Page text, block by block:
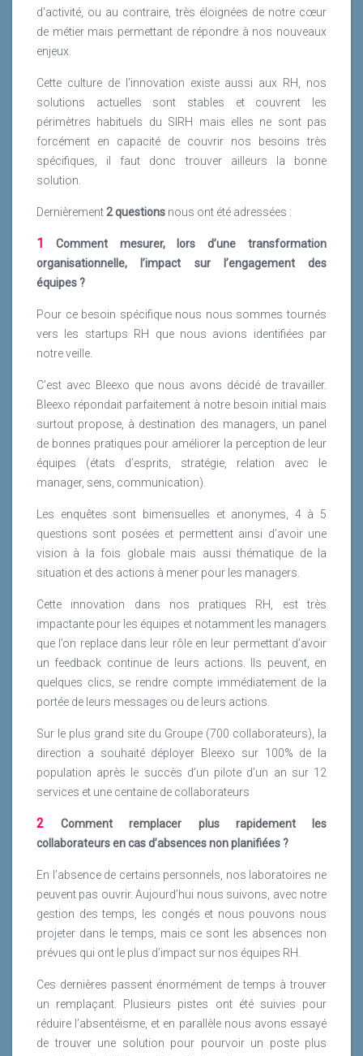
d’activité, ou au contraire, très éloignées de notre cœur
de métier mais permettant de répondre à nos nouveaux
enjeux.
Cette culture de l’innovation existe aussi aux RH, nos
solutions actuelles sont stables et couvrent les
périmètres habituels du SIRH mais elles ne sont pas
forcément en capacité de couvrir nos besoins très
spécifiques, il faut donc trouver ailleurs la bonne
solution.
Dernièrement2 questions nous ont été adressées :
1
Comment mesurer, lors d’une transformation
organisationnelle, l’impact sur l’engagement des
équipes ?
Pour ce besoin spécifique nous nous sommes tournés
vers les startups RH que nous avions identifiées par
notre veille.
C’est avec Bleexo que nous avons décidé de travailler.
Bleexo répondait parfaitement à notre besoin initial mais
surtout propose, à destination des managers, un panel
de bonnes pratiques pour améliorer la perception de leur
équipes (états d’esprits, stratégie, relation avec le
manager, sens, communication).
Les enquêtes sont bimensuelles et anonymes, 4 à 5
questions sont posées et permettent ainsi d’avoir une
vision à la fois globale mais aussi thématique de la
situation et des actions à mener pour les managers.
Cette innovation dans nos pratiques RH, est très
impactante pour les équipes et notamment les managers
que l’on replace dans leur rôle en leur permettant d’avoir
un feedback continue de leurs actions. Ils peuvent, en
quelques clics, se rendre compte immédiatement de la
portée de leurs messages ou de leurs actions.
Sur le plus grand site du Groupe (700 collaborateurs), la
direction a souhaité déployer Bleexo sur 100% de la
population après le succès d’un pilote d’un an sur 12
services et une centaine de collaborateurs
2
Comment remplacer plus rapidement les
collaborateurs en cas d’absences non planifiées ?
En l’absence de certains personnels, nos laboratoires ne
peuvent pas ouvrir. Aujourd’hui nous suivons, avec notre
gestion des temps, les congés et nous pouvons nous
projeter dans le temps, mais ce sont les absences non
prévues qui ont le plus d’impact sur nos équipes RH.
Ces dernières passent énormément de temps à trouver
un remplaçant. Plusieurs pistes ont été suivies pour
réduire l’absentéisme, et en parallèle nous avons essayé
de trouver une solution pour pourvoir un poste plus